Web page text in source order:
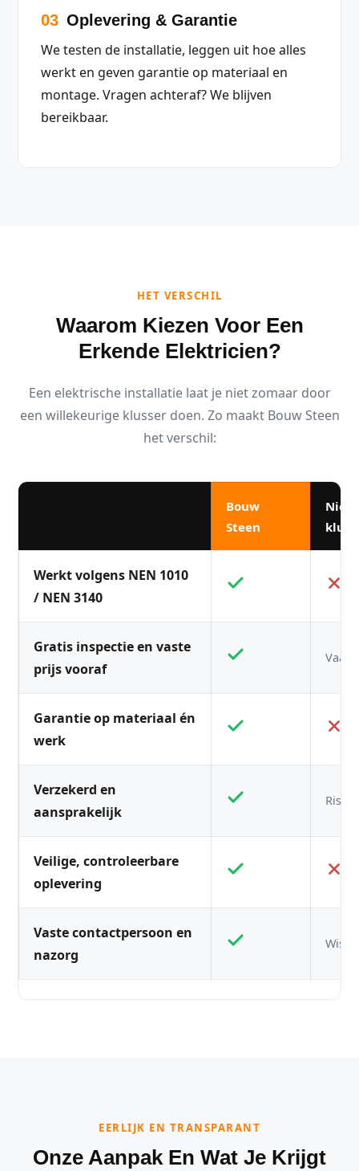
03 Oplevering & Garantie
We testen de installatie, leggen uit hoe alles
werkt en geven garantie op materiaal en
montage. Vragen achteraf? We blijven
bereikbaar.
HET VERSCHIL
Waarom Kiezen Voor Een
Erkende Elektricien?
Een elektrische installatie laat je niet zomaar door
een willekeurige klusser doen. Zo maakt Bouw Steen
het verschil:
Bouw
Steen
Niet-
Werkt volgens NEN 1010
/ NEN 3140
Gratis inspectie en vaste
prijs vooraf
Vaak
Garantie op materiaal én
werk
Verzekerd en
aansprakelijk
Veilige, controleerbare
oplevering
Vaste contactpersoon en
nazorg
EERLIJK EN TRANSPARANT
Onze Aanpak En Wat Je Krijgt